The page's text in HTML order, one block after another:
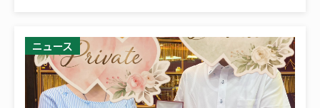
ニュース